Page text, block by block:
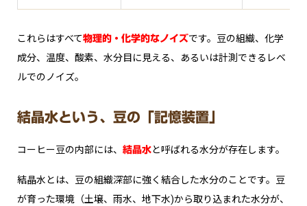
これらはすべて物理的・化学的なノイズです。豆の組織、化学
成分、温度、酸素、水分――目に見える、あるいは計測できるレベ
ルでのノイズ。
結晶水という、豆の「記憶装置」
コーヒー豆の内部には、 結晶水と呼ばれる水分が存在します。
結晶水とは、豆の組織深部に強く結合した水分のことです。豆
が育った環境（土壌、雨水、地下水)から取り込まれた水分が、